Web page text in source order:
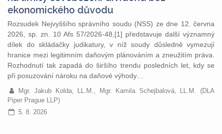
ekonomického důvodu
Rozsudek Nejvyššího správního soudu (NSS) ze dne 12. června
2026, sp. zn. 10 Afs 57/2026‑48,[1] představuje další významný
dílek do skládačky judikatury, v níž soudy důsledně vymezují
hranice mezi legitimním daňovým plánováním a zneužitím práva.
Rozhodnutí tak zapadá do širšího trendu posledních let, kdy se
při posuzování nároku na daňové výhody…
Mgr. Jakub Kolda, LL.M., Mgr. Kamila Schejbalová, LL.M. (DLA
Piper Prague LLP)
5. 8. 2026